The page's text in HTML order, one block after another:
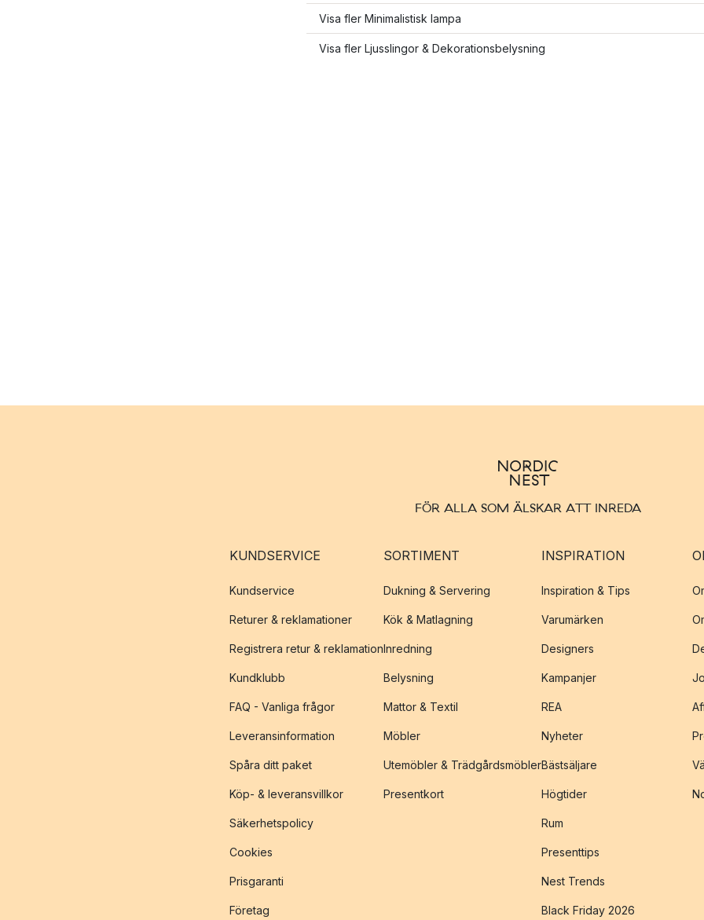
Visa fler Minimalistisk lampa
Visa fler Ljusslingor & Dekorationsbelysning
FÖR ALLA SOM ÄLSKAR ATT INREDA
KUNDSERVICE
Kundservice
Returer & reklamationer
Registrera retur & reklamation
Kundklubb
FAQ - Vanliga frågor
Leveransinformation
Spåra ditt paket
Köp- & leveransvillkor
Säkerhetspolicy
Cookies
Prisgaranti
Företag
SORTIMENT
Dukning & Servering
Kök & Matlagning
Inredning
Belysning
Mattor & Textil
Möbler
Utemöbler & Trädgårdsmöbler
Presentkort
INSPIRATION
Inspiration & Tips
Varumärken
Designers
Kampanjer
REA
Nyheter
Bästsäljare
Högtider
Rum
Presenttips
Nest Trends
Black Friday 2026